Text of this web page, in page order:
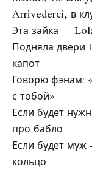
Arrivederci, в
Эта зайка —
Подняла двери
капот
Говорю фэнам:
с тобой»
Если будет
про бабло
Если будет
кольцо